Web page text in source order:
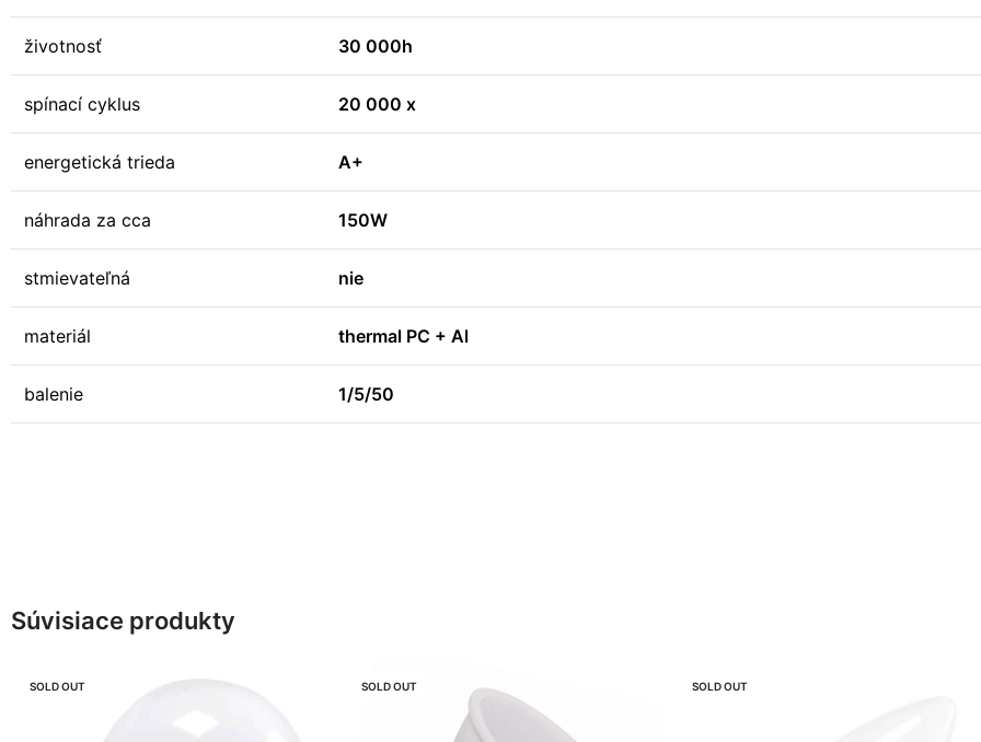
životnosť 30 000h
spínací cyklus 20 000 x
energetická trieda A+
náhrada za cca 150W
stmievateľná nie
materiál thermal PC + Al
balenie 1/5/50
Súvisiace produkty
SOLD OUT SOLD OUT SOLD OUT